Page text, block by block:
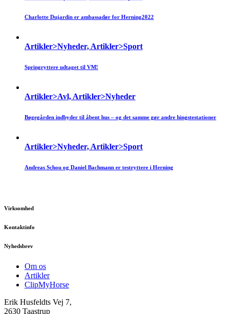
Charlotte Dujardin er ambassadør for Herning2022
Artikler>Nyheder, Artikler>Sport
Springryttere udtaget til VM!
Artikler>Avl, Artikler>Nyheder
Bøgegården indbyder til åbent hus – og det samme gør andre hingstestationer
Artikler>Nyheder, Artikler>Sport
Andreas Schou og Daniel Bachmann er testryttere i Herning
Virksomhed
Kontaktinfo
Nyhedsbrev
Om os
Artikler
ClipMyHorse
Erik Husfeldts Vej 7,
2630 Taastrup